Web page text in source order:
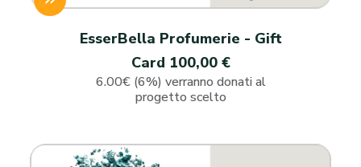
EsserBella Profumerie - Gift
Card 100,00 €
6.00€ (6%) verranno donati al
progetto scelto